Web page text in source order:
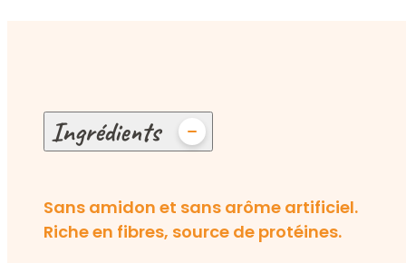
Ingrédients
Sans amidon et sans arôme artificiel.
Riche en fibres, source de protéines.